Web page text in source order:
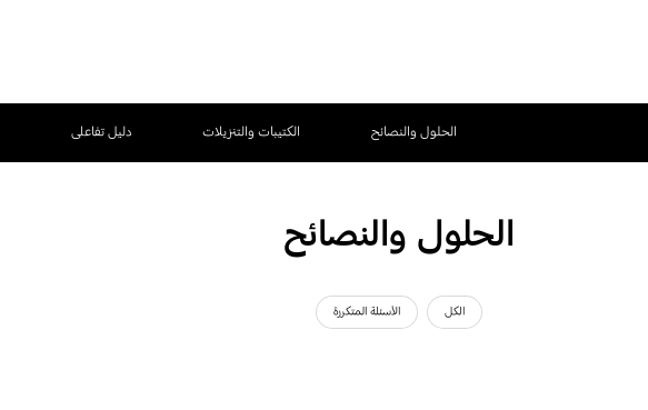
الحلول والنصائح الكتيبات والتنزيلات دليل تفاعلى
الحلول والنصائح
الكل الأسئلة المتكررة